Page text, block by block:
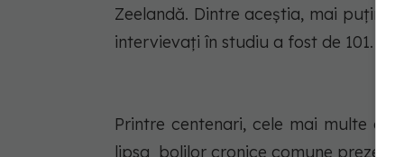
Zeelandă. Dintre aceștia, mai puțin
intervievați în studiu a fost de 101.
Printre centenari, cele mai multe
lipsa bolilor cronice comune